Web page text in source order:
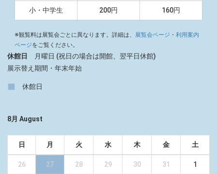
小・中学生 200円 160円
※観覧料は展覧会ごとに異なります。詳細は、 展覧会ページ ・ 利用案内
ページをご覧ください。
休館日
月曜日 (祝日の場合は開館、翌平日休館)
展示替え期間・年末年始
■ 休館日
8月 August
日 月 火 水 木 金 土
26 27 28 29 30 31 1